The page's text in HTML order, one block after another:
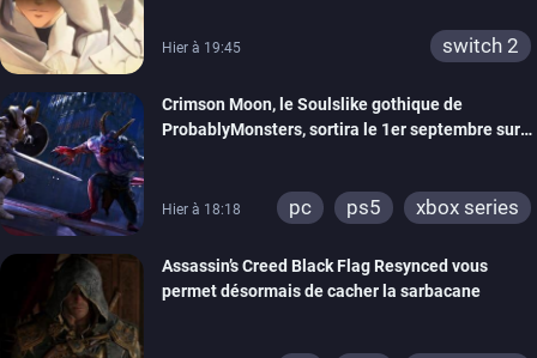
Hier à 19:45 switch 2
Crimson Moon, le Soulslike gothique de
ProbablyMonsters, sortira le 1er septembre sur
Hier à 18:18 pc ps5 xbox series
Assassin’s Creed Black Flag Resynced vous
permet désormais de cacher la sarbacane